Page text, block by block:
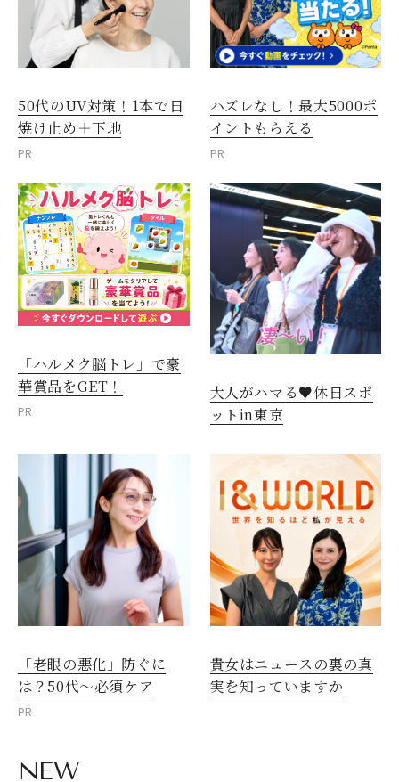
50代のUV対策！1本で日
焼け止め＋下地
PR
ハズレなし！最大5000ポ
イントもらえる
PR
「ハルメク脳トレ」で豪
華賞品をGET！
PR
大人がハマる♥休日スポ
ットin東京
「老眼の悪化」防ぐに
は？50代～必須ケア
PR
貴女はニュースの裏の真
実を知っていますか
NEW